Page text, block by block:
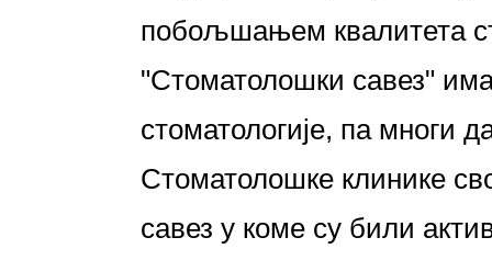
побољшањем квалитета
"Стоматолошки савез"
стоматологије, па
Стоматолошке клинике
савез у коме су били